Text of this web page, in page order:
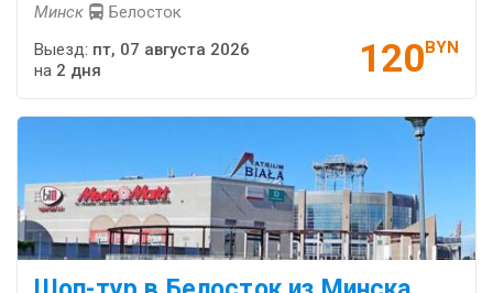
Минск Белосток
120BYN
Выезд: пт, 07 августа 2026
на 2 дня